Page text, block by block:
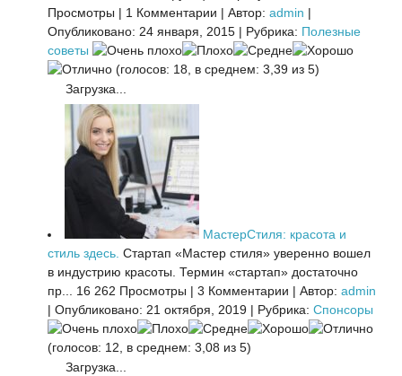
Просмотры | 1 Комментарии | Автор: admin |
Опубликовано: 24 января, 2015 | Рубрика: Полезные
советы
(голосов: 18, в среднем: 3,39 из 5)
Загрузка...
МастерСтиля: красота и
стиль здесь. Стартап «Мастер стиля» уверенно вошел
в индустрию красоты. Термин «стартап» достаточно
пр...
16 262 Просмотры | 3 Комментарии | Автор: admin
| Опубликовано: 21 октября, 2019 | Рубрика: Спонсоры
(голосов: 12, в среднем: 3,08 из 5)
Загрузка...